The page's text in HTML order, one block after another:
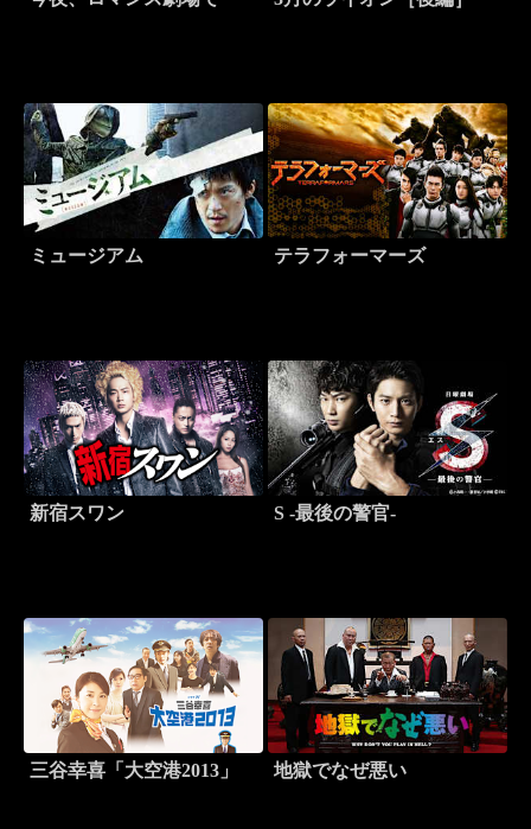
ミュージアム テラフォーマーズ
新宿スワン S -最後の警官-
三谷幸喜「大空港2013」 地獄でなぜ悪い